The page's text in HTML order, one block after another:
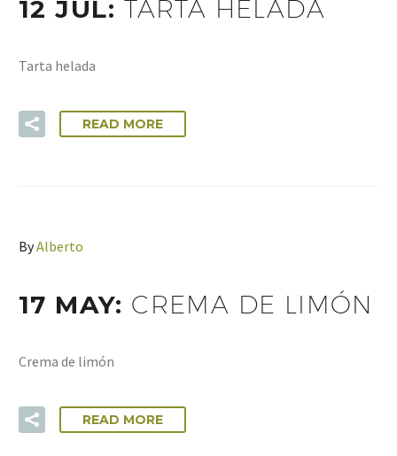
12 JUL:TARTA HELADA
Tarta helada
READ MORE
ByAlberto
17 MAY: CREMA DE LIMÓN
Crema de limón
READ MORE